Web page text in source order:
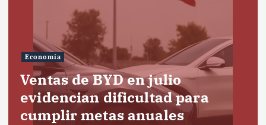
Economía
Ventas de BYD en julio
evidencian dificultad para
cumplir metas anuales